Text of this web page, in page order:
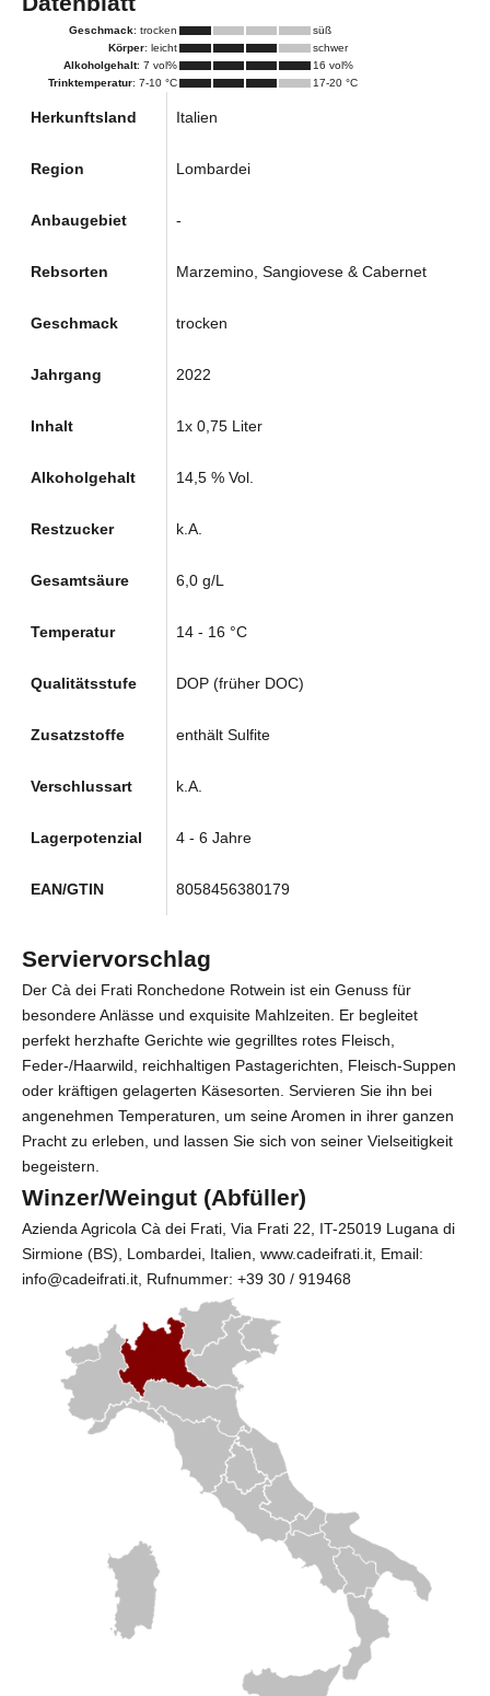
Geschmack: trocken
süß
Körper: leicht
schwer
Alkoholgehalt: 7 vol%
16 vol%
Trinktemperatur: 7-10 °C 17-20 °C
Herkunftsland Italien
Region Lombardei
Anbaugebiet -
Rebsorten Marzemino, Sangiovese & Cabernet
Geschmack trocken
Jahrgang 2022
Inhalt 1x 0,75 Liter
Alkoholgehalt 14,5 % Vol.
Restzucker k.A.
Gesamtsäure 6,0 g/L
Temperatur 14 - 16 °C
Qualitätsstufe DOP (früher DOC)
Zusatzstoffe enthält Sulfite
Verschlussart k.A.
Lagerpotenzial 4 - 6 Jahre
EAN/GTIN 8058456380179
Serviervorschlag
Der Cà dei Frati Ronchedone Rotwein ist ein Genuss für
besondere Anlässe und exquisite Mahlzeiten. Er begleitet
perfekt herzhafte Gerichte wie gegrilltes rotes Fleisch,
Feder-/Haarwild, reichhaltigen Pastagerichten, Fleisch-Suppen
oder kräftigen gelagerten Käsesorten. Servieren Sie ihn bei
angenehmen Temperaturen, um seine Aromen in ihrer ganzen
Pracht zu erleben, und lassen Sie sich von seiner Vielseitigkeit
begeistern.
Winzer/Weingut (Abfüller)
Azienda Agricola Cà dei Frati , Via Frati 22, IT-25019 Lugana di
Sirmione (BS), Lombardei, Italien, www.cadeifrati.it, Email:
info@cadeifrati.it, Rufnummer: +39 30 / 919468